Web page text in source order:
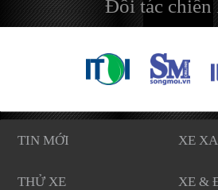
Đối tác chiến
TIN MỚI XE
THỬ XE XE &